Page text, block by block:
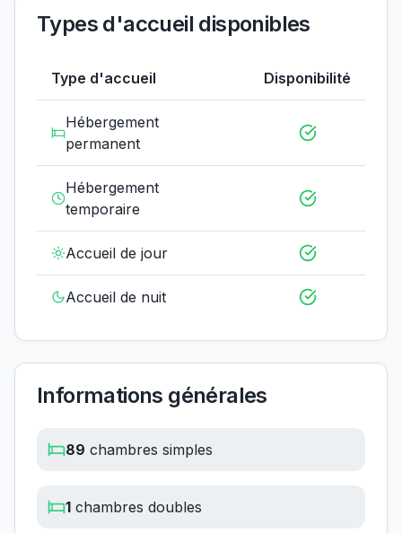
Types d'accueil disponibles
Type d'accueil Disponibilité
Hébergement
permanent
Hébergement
temporaire
Accueil de jour
Accueil de nuit
Informations générales
89 chambres simples
1 chambres doubles